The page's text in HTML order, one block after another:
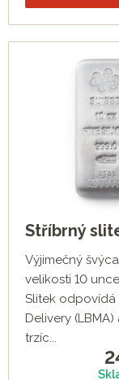
Stříbrný
Výjimečný
velikosti 10
Slitek
Delivery
trzíc...